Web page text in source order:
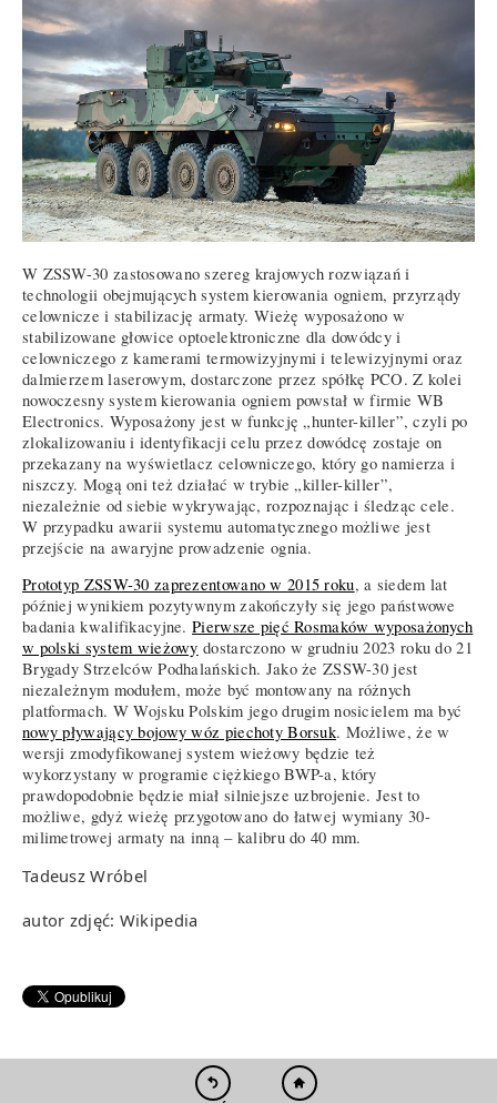
W ZSSW-30 zastosowano szereg krajowych rozwiązań i
technologii obejmujących system kierowania ogniem, przyrządy
celownicze i stabilizację armaty. Wieżę wyposażono w
stabilizowane głowice optoelektroniczne dla dowódcy i
celowniczego z kamerami termowizyjnymi i telewizyjnymi oraz
dalmierzem laserowym, dostarczone przez spółkę PCO. Z kolei
nowoczesny system kierowania ogniem powstał w firmie WB
Electronics. Wyposażony jest w funkcję „hunter-killer”, czyli po
zlokalizowaniu i identyfikacji celu przez dowódcę zostaje on
przekazany na wyświetlacz celowniczego, który go namierza i
niszczy. Mogą oni też działać w trybie „killer-killer”,
niezależnie od siebie wykrywając, rozpoznając i śledząc cele.
W przypadku awarii systemu automatycznego możliwe jest
przejście na awaryjne prowadzenie ognia.
Prototyp ZSSW-30 zaprezentowano w 2015 roku, a siedem lat
później wynikiem pozytywnym zakończyły się jego państwowe
badania kwalifikacyjne.Pierwsze pięć Rosmaków wyposażonych
w polski system wieżowy dostarczono w grudniu 2023 roku do 21
Brygady Strzelców Podhalańskich. Jako że ZSSW-30 jest
niezależnym modułem, może być montowany na różnych
platformach. W Wojsku Polskim jego drugim nosicielem ma być
nowy pływający bojowy wóz piechoty Borsuk. Możliwe, że w
wersji zmodyfikowanej system wieżowy będzie też
wykorzystany w programie ciężkiego BWP-a, który
prawdopodobnie będzie miał silniejsze uzbrojenie. Jest to
możliwe, gdyż wieżę przygotowano do łatwej wymiany 30-
milimetrowej armaty na inną – kalibru do 40 mm.
Tadeusz Wróbel
autor zdjęć: Wikipedia